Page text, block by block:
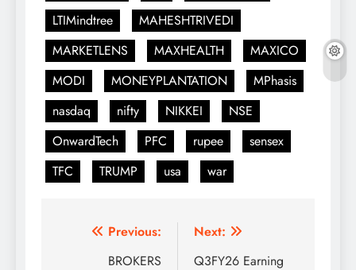
LTIMindtree
MAHESHTRIVEDI
MARKETLENS
MAXHEALTH
MAXICO
MODI
MONEYPLANTATION
MPhasis
nasdaq
nifty NIKKEI
NSE
OnwardTech
PFC rupee
sensex
TFC
TRUMP usa war
Post
navigation
Previous:
BROKERS
Next:
Q3FY26 Earning